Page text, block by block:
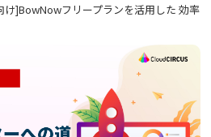
け]BowNowフリープランを活用した 効率